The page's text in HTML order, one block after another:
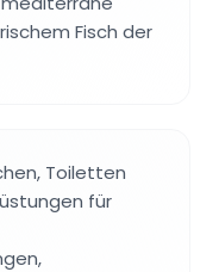
Fisch der
Toiletten
für